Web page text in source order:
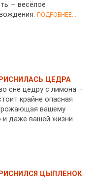
— весёлое
ПОДРОБНЕЕ...
ЦЕДРА
сне цедру с лимона —
крайне опасная
вашему
даже вашей жизни.
ЦЫПЛЕНОК